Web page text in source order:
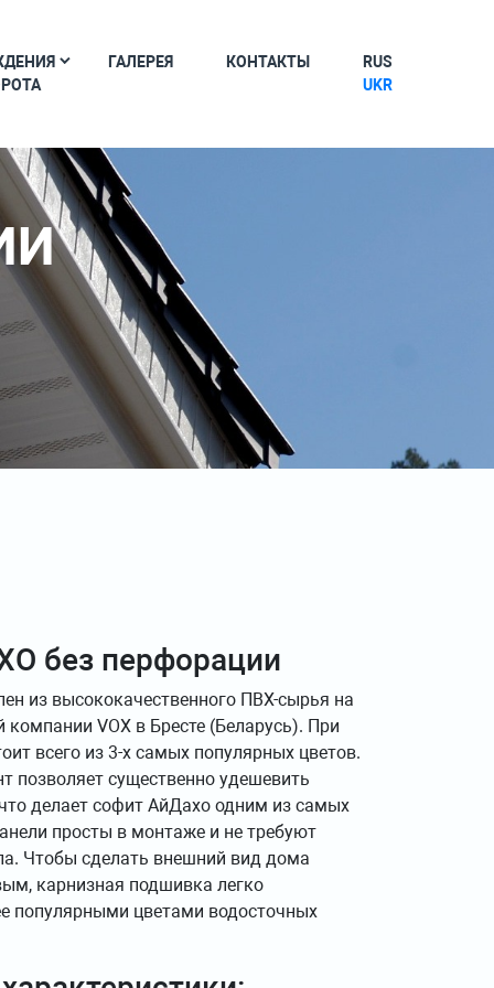
ГАЛЕРЕЯ КОНТАКТЫ
RUS
UKR
без перфорации
из высококачественного ПВХ-сырья на
компании VOX в Бресте (Беларусь). При
всего из 3-х самых популярных цветов.
позволяет существенно удешевить
делает софит АйДахо одним из самых
просты в монтаже и не требуют
Чтобы сделать внешний вид дома
карнизная подшивка легко
популярными цветами водосточных